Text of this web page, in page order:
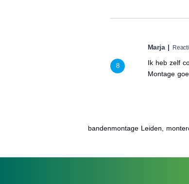
8
Marja |
Ik heb zelf
Montage
bandenmontage Leiden,